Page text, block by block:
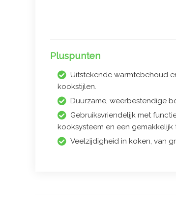
Pluspunten
Uitstekende warmtebehoud
kookstijlen.
Duurzame, weerbestendige
Gebruiksvriendelijk met
kooksysteem en een gemakkelijk
Veelzijdigheid in koken, van